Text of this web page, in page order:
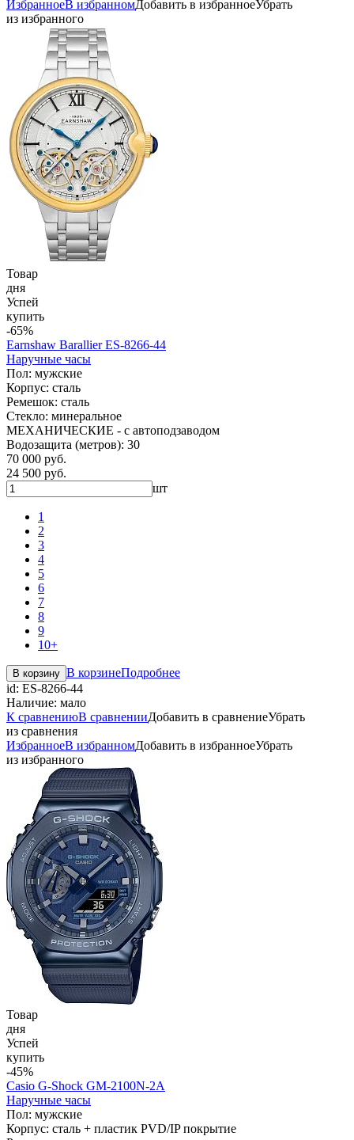
ИзбранноеВ избранномДобавить в избранноеУбрать
из избранного
Товар
дня
Успей
купить
-65%
Earnshaw Barallier ES-8266-44
Наручные часы
Пол: мужские
Корпус: сталь
Ремешок: сталь
Стекло: минеральное
МЕХАНИЧЕСКИЕ - с автоподзаводом
Водозащита (метров): 30
70 000 руб.
24 500 руб.
шт
1
2
3
4
5
6
7
8
9
10+
В корзину В корзинеПодробнее
id: ES-8266-44
Наличие: мало
К сравнениюВ сравненииДобавить в сравнениеУбрать
из сравнения
ИзбранноеВ избранномДобавить в избранноеУбрать
из избранного
Товар
дня
Успей
купить
-45%
Casio G-Shock GM-2100N-2A
Наручные часы
Пол: мужские
Корпус: сталь + пластик PVD/IP покрытие